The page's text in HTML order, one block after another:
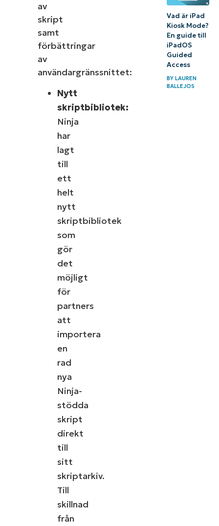
av
skript
samt
förbättringar
av
användargränssnittet:
Nytt
skriptbibliotek:
Ninja
har
lagt
till
ett
helt
nytt
skriptbibliotek
som
gör
det
möjligt
för
partners
att
importera
en
rad
nya
Ninja-
stödda
skript
direkt
till
sitt
skriptarkiv.
Till
skillnad
från
Vad är iPad
Kiosk Mode?
En guide till
iPadOS
Guided
Access
BYLAUREN
BALLEJOS